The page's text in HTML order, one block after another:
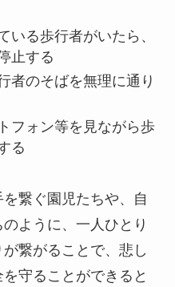
いる歩行者がいたら、
止する
者のそばを無理に通り
フォン等を見ながら歩
る
繋ぐ園児たちや、自
ように、一人ひとり
繋がることで、悲し
守ることができると